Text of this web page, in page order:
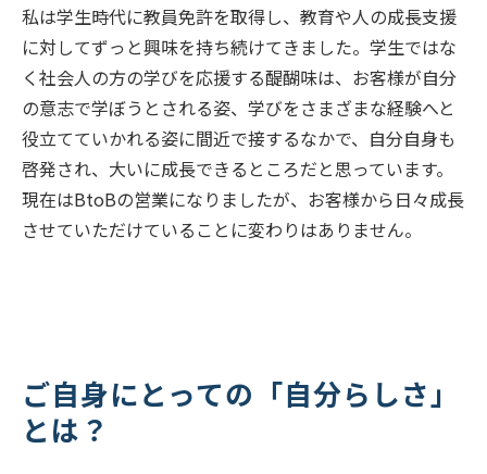
私は学生時代に教員免許を取得し、教育や人の成長支援
に対してずっと興味を持ち続けてきました。学生ではな
く社会人の方の学びを応援する醍醐味は、お客様が自分
の意志で学ぼうとされる姿、学びをさまざまな経験へと
役立てていかれる姿に間近で接するなかで、自分自身も
啓発され、大いに成長できるところだと思っています。
現在はBtoBの営業になりましたが、お客様から日々成長
させていただけていることに変わりはありません。
ご自身にとっての「自分らしさ」
とは？